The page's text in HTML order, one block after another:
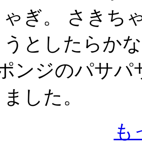
ゃぎ。 さきち
うとしたらか
ンジのパサ
した。
も